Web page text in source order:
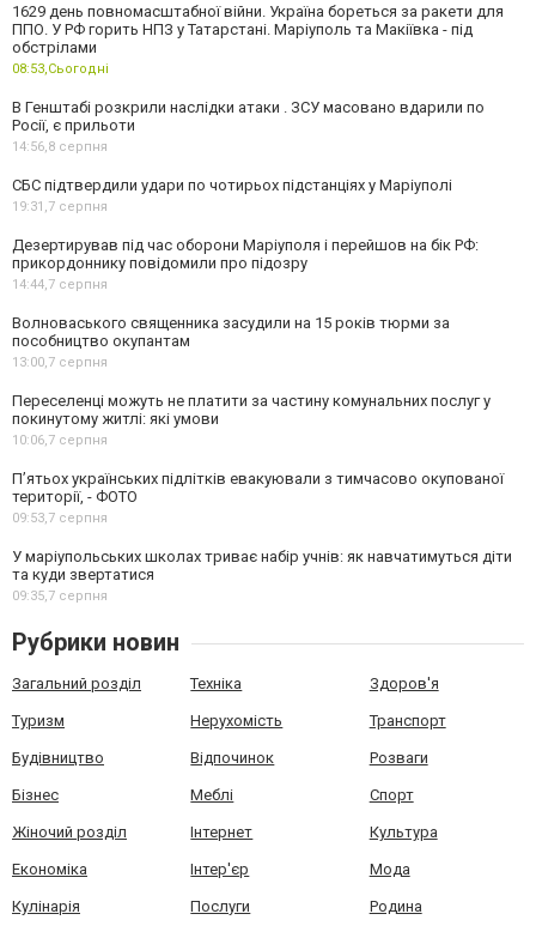
1629 день повномасштабної війни. Україна бореться за ракети для
ППО. У РФ горить НПЗ у Татарстані. Маріуполь та Макіївка - під
обстрілами
08:53,Сьогодні
В Генштабі розкрили наслідки атаки . ЗСУ масовано вдарили по
Росії, є прильоти
14:56,8 серпня
СБС підтвердили удари по чотирьох підстанціях у Маріуполі
19:31,7 серпня
Дезертирував під час оборони Маріуполя і перейшов на бік РФ:
прикордоннику повідомили про підозру
14:44,7 серпня
Волноваського священника засудили на 15 років тюрми за
пособництво окупантам
13:00,7 серпня
Переселенці можуть не платити за частину комунальних послуг у
покинутому житлі: які умови
10:06,7 серпня
П’ятьох українських підлітків евакуювали з тимчасово окупованої
території, - ФОТО
09:53,7 серпня
У маріупольських школах триває набір учнів: як навчатимуться діти
та куди звертатися
09:35,7 серпня
Рубрики новин
Загальний розділ Техніка Здоров'я
Туризм Нерухомість Транспорт
Будівництво Відпочинок Розваги
Бізнес Меблі Спорт
Жіночий розділ Інтернет Культура
Економіка Інтер'єр Мода
Кулінарія Послуги Родина